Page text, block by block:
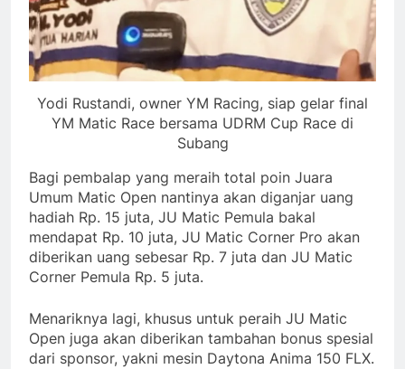
Yodi Rustandi, owner YM Racing, siap gelar final
YM Matic Race bersama UDRM Cup Race di
Subang
Bagi pembalap yang meraih total poin Juara
Umum Matic Open nantinya akan diganjar uang
hadiah Rp. 15 juta, JU Matic Pemula bakal
mendapat Rp. 10 juta, JU Matic Corner Pro akan
diberikan uang sebesar Rp. 7 juta dan JU Matic
Corner Pemula Rp. 5 juta.
Menariknya lagi, khusus untuk peraih JU Matic
Open juga akan diberikan tambahan bonus spesial
dari sponsor, yakni mesin Daytona Anima 150 FLX.